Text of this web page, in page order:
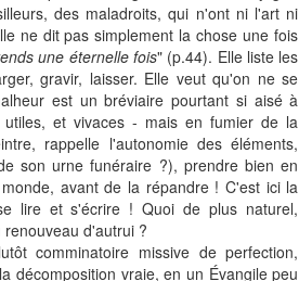
des maladroits, qui n'ont ni l'art ni
ne dit pas simplement la chose une fois
une éternelle fois" (p.44). Elle liste les
gravir, laisser. Elle veut qu'on ne se
est un bréviaire pourtant si aisé à
et vivaces - mais en fumier de la
rappelle l'autonomie des éléments,
son urne funéraire ?), prendre bien en
avant de la répandre ! C'est ici la
lire et s'écrire ! Quoi de plus naturel,
d'autrui ?
comminatoire missive de perfection,
décomposition vraie, en un Évangile peu